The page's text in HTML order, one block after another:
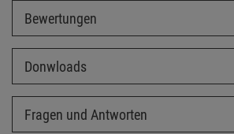
Bewertungen
Donwloads
Fragen und Antworten